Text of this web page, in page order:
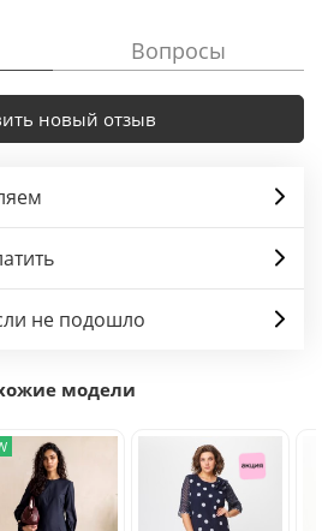
Вопросы
новый отзыв
не подошло
модели